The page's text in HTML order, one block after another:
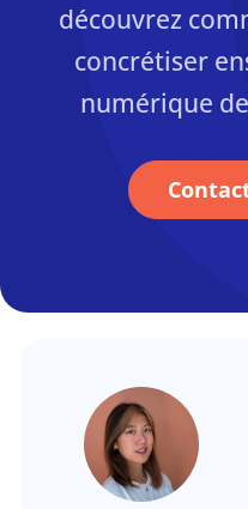
découvrez
concrétiser
numérique